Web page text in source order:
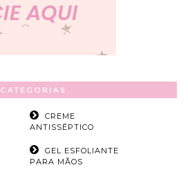
CATEGORIAS
CREME
ANTISSÉPTICO
GEL ESFOLIANTE
PARA MÃOS